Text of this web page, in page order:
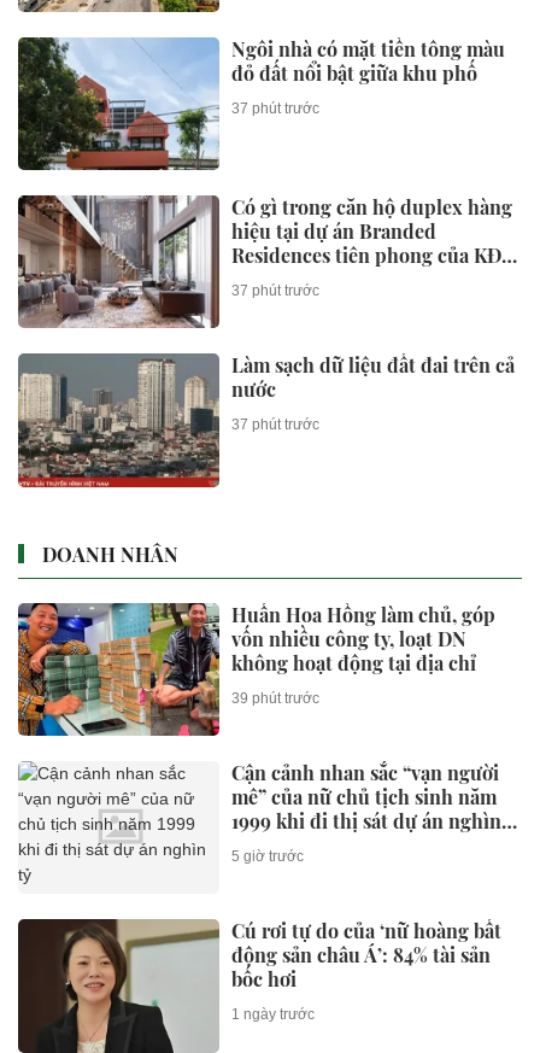
Ngôi nhà có mặt tiền tông màu
đỏ đất nổi bật giữa khu phố
37 phút trước
Có gì trong căn hộ duplex hàng
hiệu tại dự án Branded
Residences tiên phong của KĐT
Ciputra?
37 phút trước
Làm sạch dữ liệu đất đai trên cả
nước
37 phút trước
DOANH NHÂN
Huấn Hoa Hồng làm chủ, góp
vốn nhiều công ty, loạt DN
không hoạt động tại địa chỉ
39 phút trước
Cận cảnh nhan sắc “vạn người
mê” của nữ chủ tịch sinh năm
1999 khi đi thị sát dự án nghìn
tỷ
5 giờ trước
Cú rơi tự do của ‘nữ hoàng bất
động sản châu Á’: 84% tài sản
bốc hơi
1 ngày trước